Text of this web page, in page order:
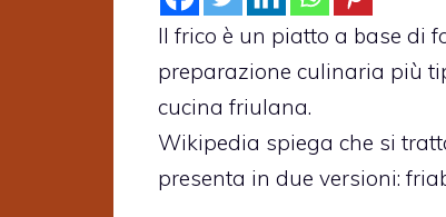
Il frico è un piatto a base di
preparazione culinaria più
cucina friulana.
Wikipedia spiega che si
presenta in due versioni: